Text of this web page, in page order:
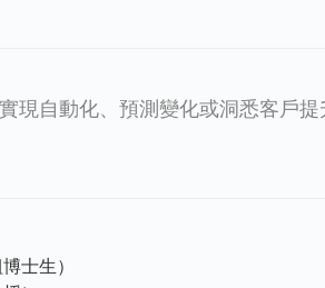
現自動化、預測變化或洞悉客戶
士生）